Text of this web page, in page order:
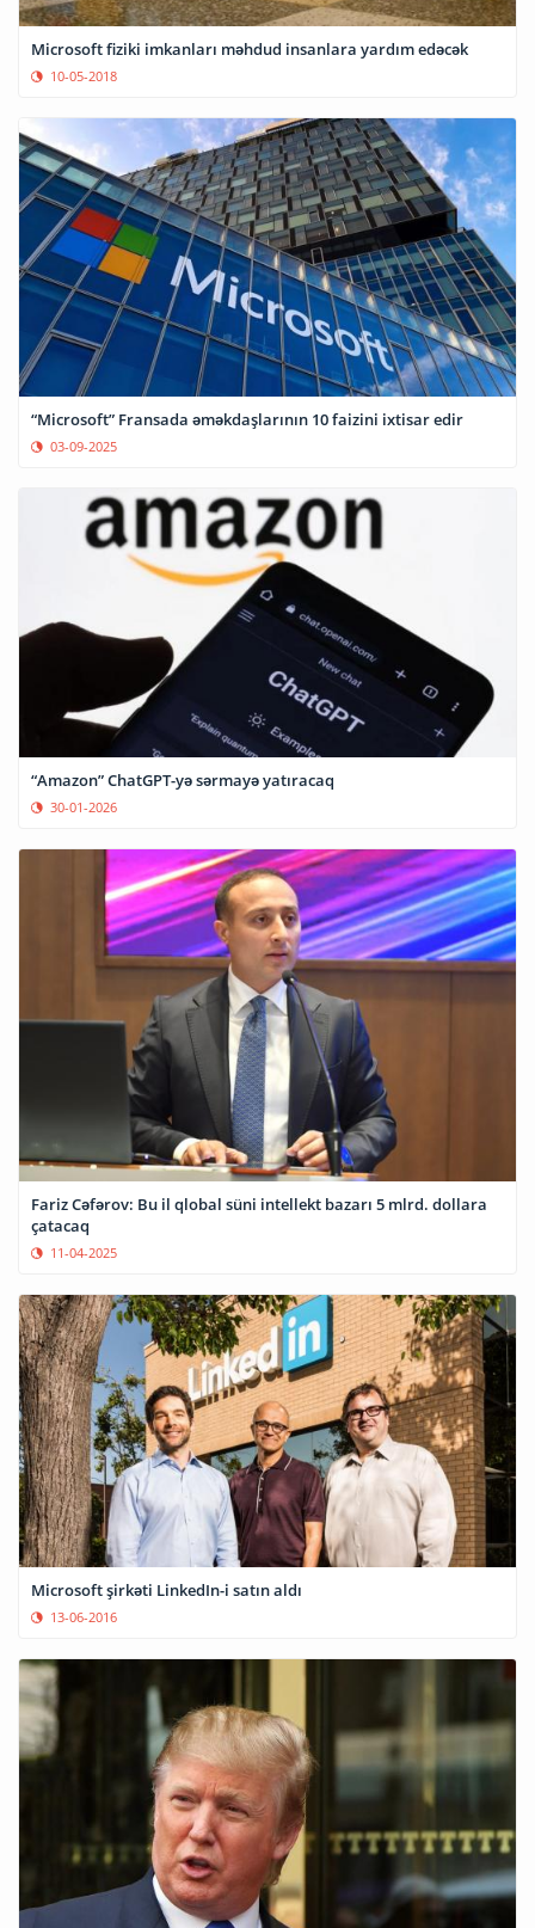
Microsoft fiziki imkanları məhdud insanlara yardım edəcək
10-05-2018
“Microsoft” Fransada əməkdaşlarının 10 faizini ixtisar edir
03-09-2025
“Amazon” ChatGPT-yə sərmayə yatıracaq
30-01-2026
Fariz Cəfərov: Bu il qlobal süni intellekt bazarı 5 mlrd. dollara
çatacaq
11-04-2025
Microsoft şirkəti LinkedIn-i satın aldı
13-06-2016